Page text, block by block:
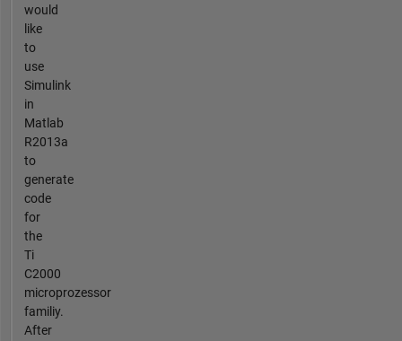
would
like
to
use
Simulink
in
Matlab
R2013a
to
generate
code
for
the
Ti
C2000
microprozessor
familiy.
After